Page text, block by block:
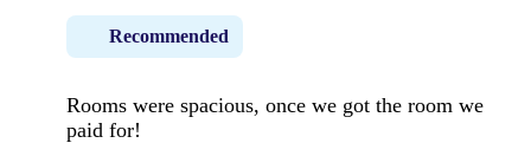
Recommended
Rooms were spacious, once we got the room we
paid for!